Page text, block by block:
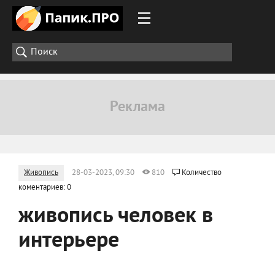
Живопись 28-03-2023, 09:30 810
Количество
коментариев: 0
живопись человек в
интерьере